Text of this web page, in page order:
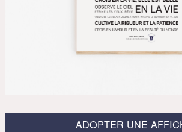
ADOPTER UNE